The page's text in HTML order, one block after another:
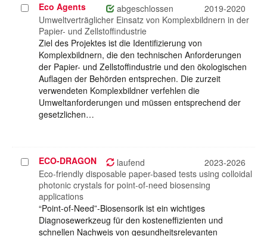
Projekt
auswählen
Eco Agents abgeschlossen
2019-2020
Umweltverträglicher Einsatz von Komplexbildnern in der
Papier- und Zellstoffindustrie
Ziel des Projektes ist die Identifizierung von
Komplexbildnern, die den technischen Anforderungen
der Papier- und Zellstoffindustrie und den ökologischen
Auflagen der Behörden entsprechen. Die zurzeit
verwendeten Komplexbildner verfehlen die
Umweltanforderungen und müssen entsprechend der
gesetzlichen…
Projekt
auswählen
ECO-DRAGON laufend
2023-2026
Eco-friendly disposable paper-based tests using colloidal
photonic crystals for point-of-need biosensing
applications
“Point-of-Need”-Biosensorik ist ein wichtiges
Diagnosewerkzeug für den kosteneffizienten und
schnellen Nachweis von gesundheitsrelevanten